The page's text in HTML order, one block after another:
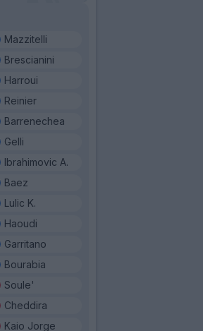
Mazzitelli
Brescianini
Harroui
Reinier
Barrenechea
Gelli
Ibrahimovic A.
Baez
Lulic K.
Haoudi
Garritano
Bourabia
Soule'
Cheddira
Kaio Jorge